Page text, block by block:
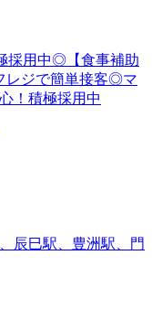
採用中◎【食事補助
レジで簡単接客◎マ
！積極採用中
辰巳駅、豊洲駅、門